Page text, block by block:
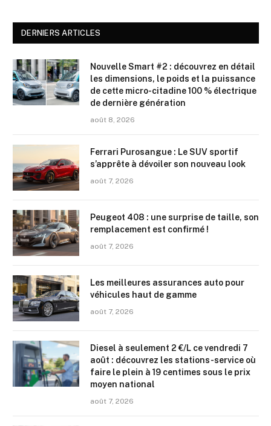
DERNIERS ARTICLES
Nouvelle Smart #2 : découvrez en détail
les dimensions, le poids et la puissance
de cette micro-citadine 100 % électrique
de dernière génération
août 8, 2026
Ferrari Purosangue : Le SUV sportif
s’apprête à dévoiler son nouveau look
août 7, 2026
Peugeot 408 : une surprise de taille, son
remplacement est confirmé !
août 7, 2026
Les meilleures assurances auto pour
véhicules haut de gamme
août 7, 2026
Diesel à seulement 2 €/L ce vendredi 7
août : découvrez les stations-service où
faire le plein à 19 centimes sous le prix
moyen national
août 7, 2026